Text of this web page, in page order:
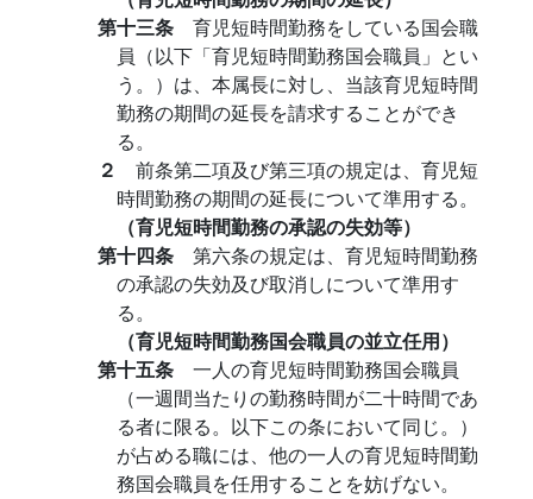
第十三条 育児短時間勤務をしている国会職
員（以下「育児短時間勤務国会職員」とい
う。）は、本属長に対し、当該育児短時間
勤務の期間の延長を請求することができ
る。
２ 前条第二項及び第三項の規定は、育児短
時間勤務の期間の延長について準用する。
（育児短時間勤務の承認の失効等）
第十四条 第六条の規定は、育児短時間勤務
の承認の失効及び取消しについて準用す
る。
（育児短時間勤務国会職員の並立任用）
第十五条 一人の育児短時間勤務国会職員
（一週間当たりの勤務時間が二十時間であ
る者に限る。以下この条において同じ。）
が占める職には、他の一人の育児短時間勤
務国会職員を任用することを妨げない。